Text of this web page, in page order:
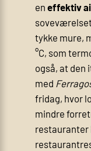
en effektiv
tykke mure,
°C, som
også, at den
med
fridag, hvor
mindre
restauranter